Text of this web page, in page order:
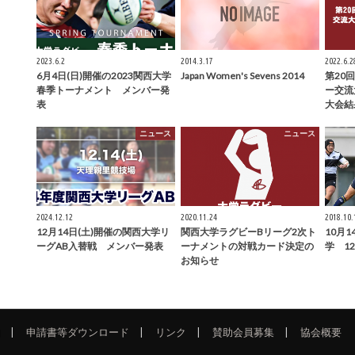
2023.6.2
6月4日(日)開催の2023関西大学
春季トーナメント メンバー発
表
2014.3.17
Japan Women's Sevens 2014
第20
ー交
大会
ニュース
2024.12.12
12月14日(土)開催の関西大学リ
ーグAB入替戦 メンバー発表
ニュース
2020.11.24
関西大学ラグビーBリーグ2次ト
ーナメントの対戦カード決定の
お知らせ
10月
学
申請書等ダウンロード リンク 賛助会員募集 協会概要